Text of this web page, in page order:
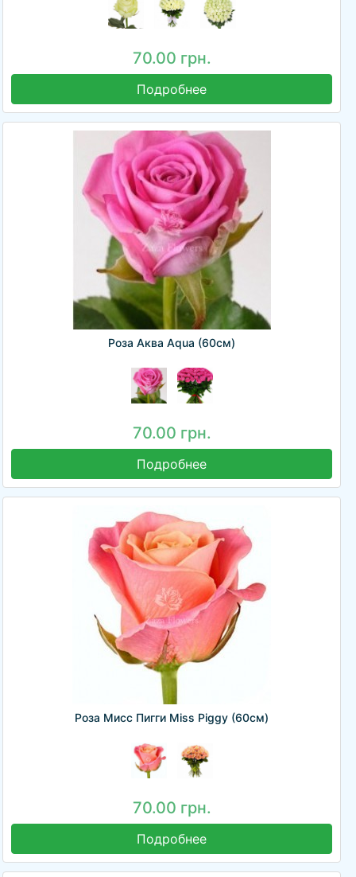
70.00 грн.
Подробнее
Роза Аква Aqua (60см)
70.00 грн.
Подробнее
Роза Мисс Пигги Miss Piggy (60см)
70.00 грн.
Подробнее